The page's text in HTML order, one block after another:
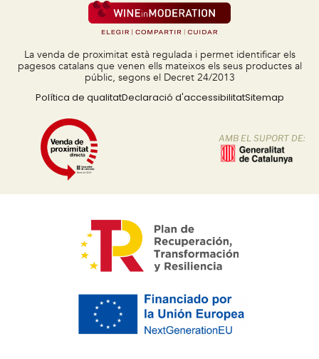
La venda de proximitat està regulada i permet identificar els
pagesos catalans que venen ells mateixos els seus productes al
públic, segons el Decret 24/2013
Política de qualitatDeclaració d'accessibilitatSitemap
AMB EL SUPORT DE: